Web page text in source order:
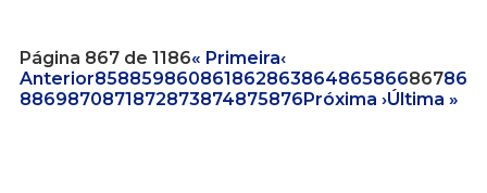
Página 867 de 1186« Primeira‹
Anterior85885986086186286386486586686786
8869870871872873874875876Próxima ›Última »